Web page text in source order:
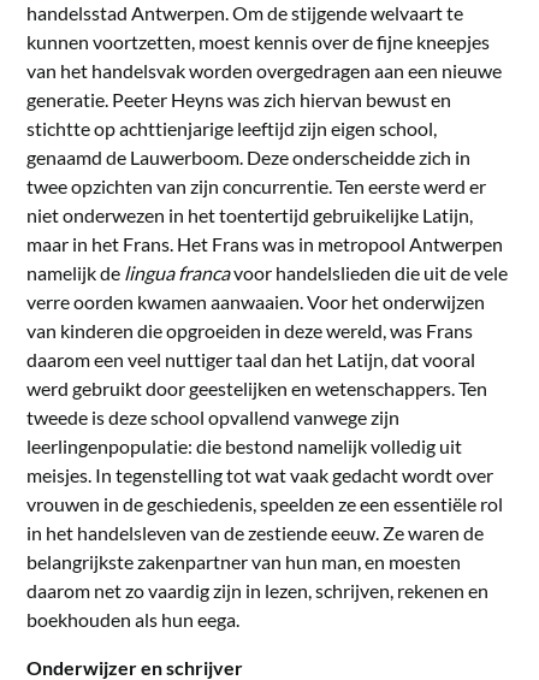
handelsstad Antwerpen. Om de stijgende welvaart te
kunnen voortzetten, moest kennis over de fijne kneepjes
van het handelsvak worden overgedragen aan een nieuwe
generatie. Peeter Heyns was zich hiervan bewust en
stichtte op achttienjarige leeftijd zijn eigen school,
genaamd de Lauwerboom. Deze onderscheidde zich in
twee opzichten van zijn concurrentie. Ten eerste werd er
niet onderwezen in het toentertijd gebruikelijke Latijn,
maar in het Frans. Het Frans was in metropool Antwerpen
namelijk de lingua francavoor handelslieden die uit de vele
verre oorden kwamen aanwaaien. Voor het onderwijzen
van kinderen die opgroeiden in deze wereld, was Frans
daarom een veel nuttiger taal dan het Latijn, dat vooral
werd gebruikt door geestelijken en wetenschappers. Ten
tweede is deze school opvallend vanwege zijn
leerlingenpopulatie: die bestond namelijk volledig uit
meisjes. In tegenstelling tot wat vaak gedacht wordt over
vrouwen in de geschiedenis, speelden ze een essentiële rol
in het handelsleven van de zestiende eeuw. Ze waren de
belangrijkste zakenpartner van hun man, en moesten
daarom net zo vaardig zijn in lezen, schrijven, rekenen en
boekhouden als hun eega.
Onderwijzer en schrijver